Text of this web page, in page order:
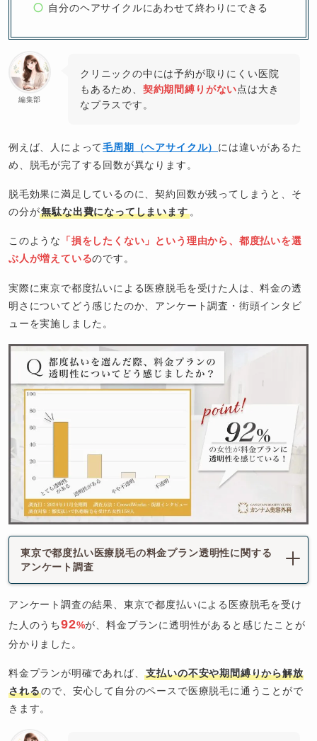
自分のヘアサイクルにあわせて終わりにできる
編集部
クリニックの中には予約が取りにくい医院
もあるため、 契約期間縛りがない点は大き
なプラスです。
例えば、人によって毛周期（ヘアサイクル） には違いがあるた
め、脱毛が完了する回数が異なります。
脱毛効果に満足しているのに、契約回数が残ってしまうと、そ
の分が無駄な出費になってしまいます。
このような
「損をしたくない」という理由から、都度払いを選
ぶ人が増えているのです。
実際に東京で都度払いによる医療脱毛を受けた人は、料金の透
明さについてどう感じたのか、アンケート調査・街頭インタビ
ューを実施しました。
東京で都度払い医療脱毛の料金プラン透明性に関する
アンケート調査
アンケート調査の結果、東京で都度払いによる医療脱毛を受け
た人のうち92%が、料金プランに透明性があると感じたことが
分かりました。
料金プランが明確であれば、支払いの不安や期間縛りから解放
されるので、安心して自分のペースで医療脱毛に通うことがで
きます。